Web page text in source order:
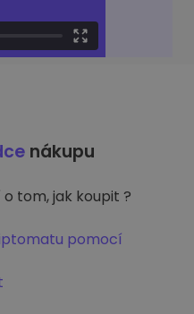
nákupu
tom, jak koupit ?
pomocí